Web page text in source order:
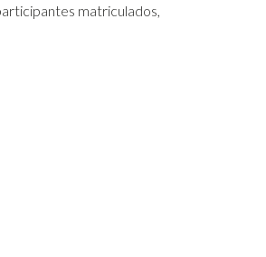
matriculados,